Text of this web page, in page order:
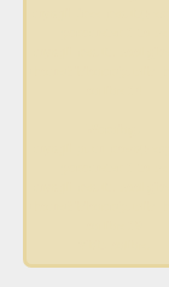
/home/dicionar/
/home/dicionar/